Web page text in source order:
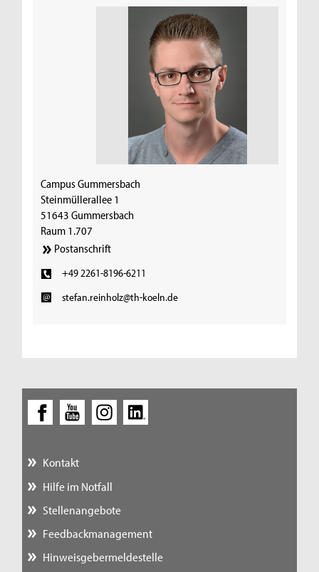
Campus Gummersbach
Steinmüllerallee 1
51643 Gummersbach
Raum 1.707
Postanschrift
+49 2261-8196-6211
stefan.reinholz@th-koeln.de
Kontakt
Hilfe im Notfall
Stellenangebote
Feedbackmanagement
Hinweisgebermeldestelle